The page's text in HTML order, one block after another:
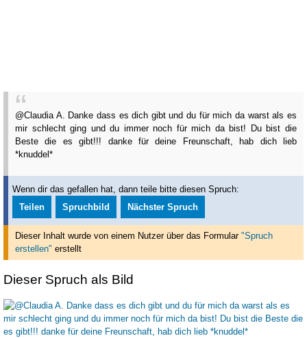
@Claudia A. Danke dass es dich gibt und du für mich da warst als es
mir schlecht ging und du immer noch für mich da bist! Du bist die
Beste die es gibt!!! danke für deine Freunschaft, hab dich lieb
*knuddel*
Wenn dir das gefallen hat, dann teile bitte diesen Spruch:
Teilen
Spruchbild Nächster Spruch
Dieser Inhalt wurde von einem Nutzer über das Formular "Spruch
erstellen" erstellt
Dieser Spruch als Bild